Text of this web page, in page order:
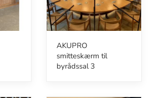
AKUPRO
smitteskærm til
byrådssal 3